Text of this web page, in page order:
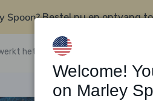
Spoon?Bestel nu en ontvang
het Klantenservice
Welcome!
on Marley